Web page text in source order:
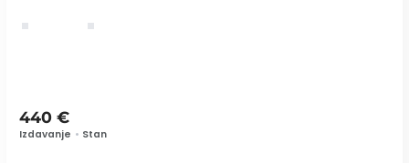
440 €
Izdavanje • Stan